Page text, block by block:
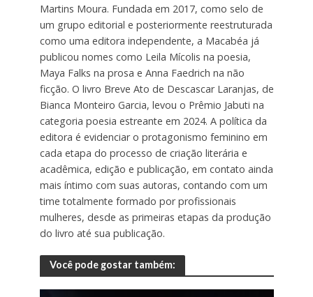
Martins Moura. Fundada em 2017, como selo de
um grupo editorial e posteriormente reestruturada
como uma editora independente, a Macabéa já
publicou nomes como Leila Mícolis na poesia,
Maya Falks na prosa e Anna Faedrich na não
ficção. O livro Breve Ato de Descascar Laranjas, de
Bianca Monteiro Garcia, levou o Prêmio Jabuti na
categoria poesia estreante em 2024. A política da
editora é evidenciar o protagonismo feminino em
cada etapa do processo de criação literária e
acadêmica, edição e publicação, em contato ainda
mais íntimo com suas autoras, contando com um
time totalmente formado por profissionais
mulheres, desde as primeiras etapas da produção
do livro até sua publicação.
Você pode gostar também: